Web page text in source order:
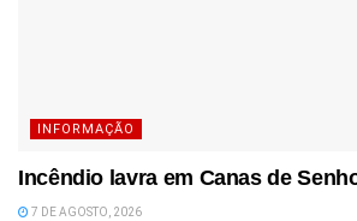
INFORMAÇÃO
Incêndio lavra em Canas de
7 DE AGOSTO, 2026